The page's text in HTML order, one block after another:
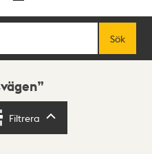
Sök
Filtrera